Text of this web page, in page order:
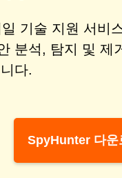
기술 지원 서비
분석, 탐지 및 제
다.
SpyHunter 다운